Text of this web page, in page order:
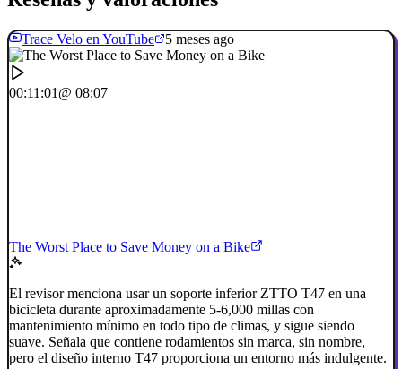
Trace Velo en YouTube 5 meses ago
00:11:01 @ 08:07
The Worst Place to Save Money on a Bike
El revisor menciona usar un soporte inferior ZTTO T47 en una
bicicleta durante aproximadamente 5-6,000 millas con
mantenimiento mínimo en todo tipo de climas, y sigue siendo
suave. Señala que contiene rodamientos sin marca, sin nombre,
pero el diseño interno T47 proporciona un entorno más indulgente.